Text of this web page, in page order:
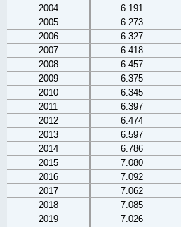
2004
6.191
2005
6.273
2006
6.327
2007
6.418
2008
6.457
2009
6.375
2010
6.345
2011
6.397
2012
6.474
2013
6.597
2014
6.786
2015
7.080
2016
7.092
2017
7.062
2018
7.085
2019
7.026